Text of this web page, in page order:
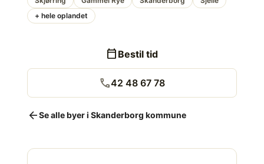
+ hele oplandet
calendar_today Bestil tid
call42 48 67 78
arrow_backSe alle byer i Skanderborg kommune